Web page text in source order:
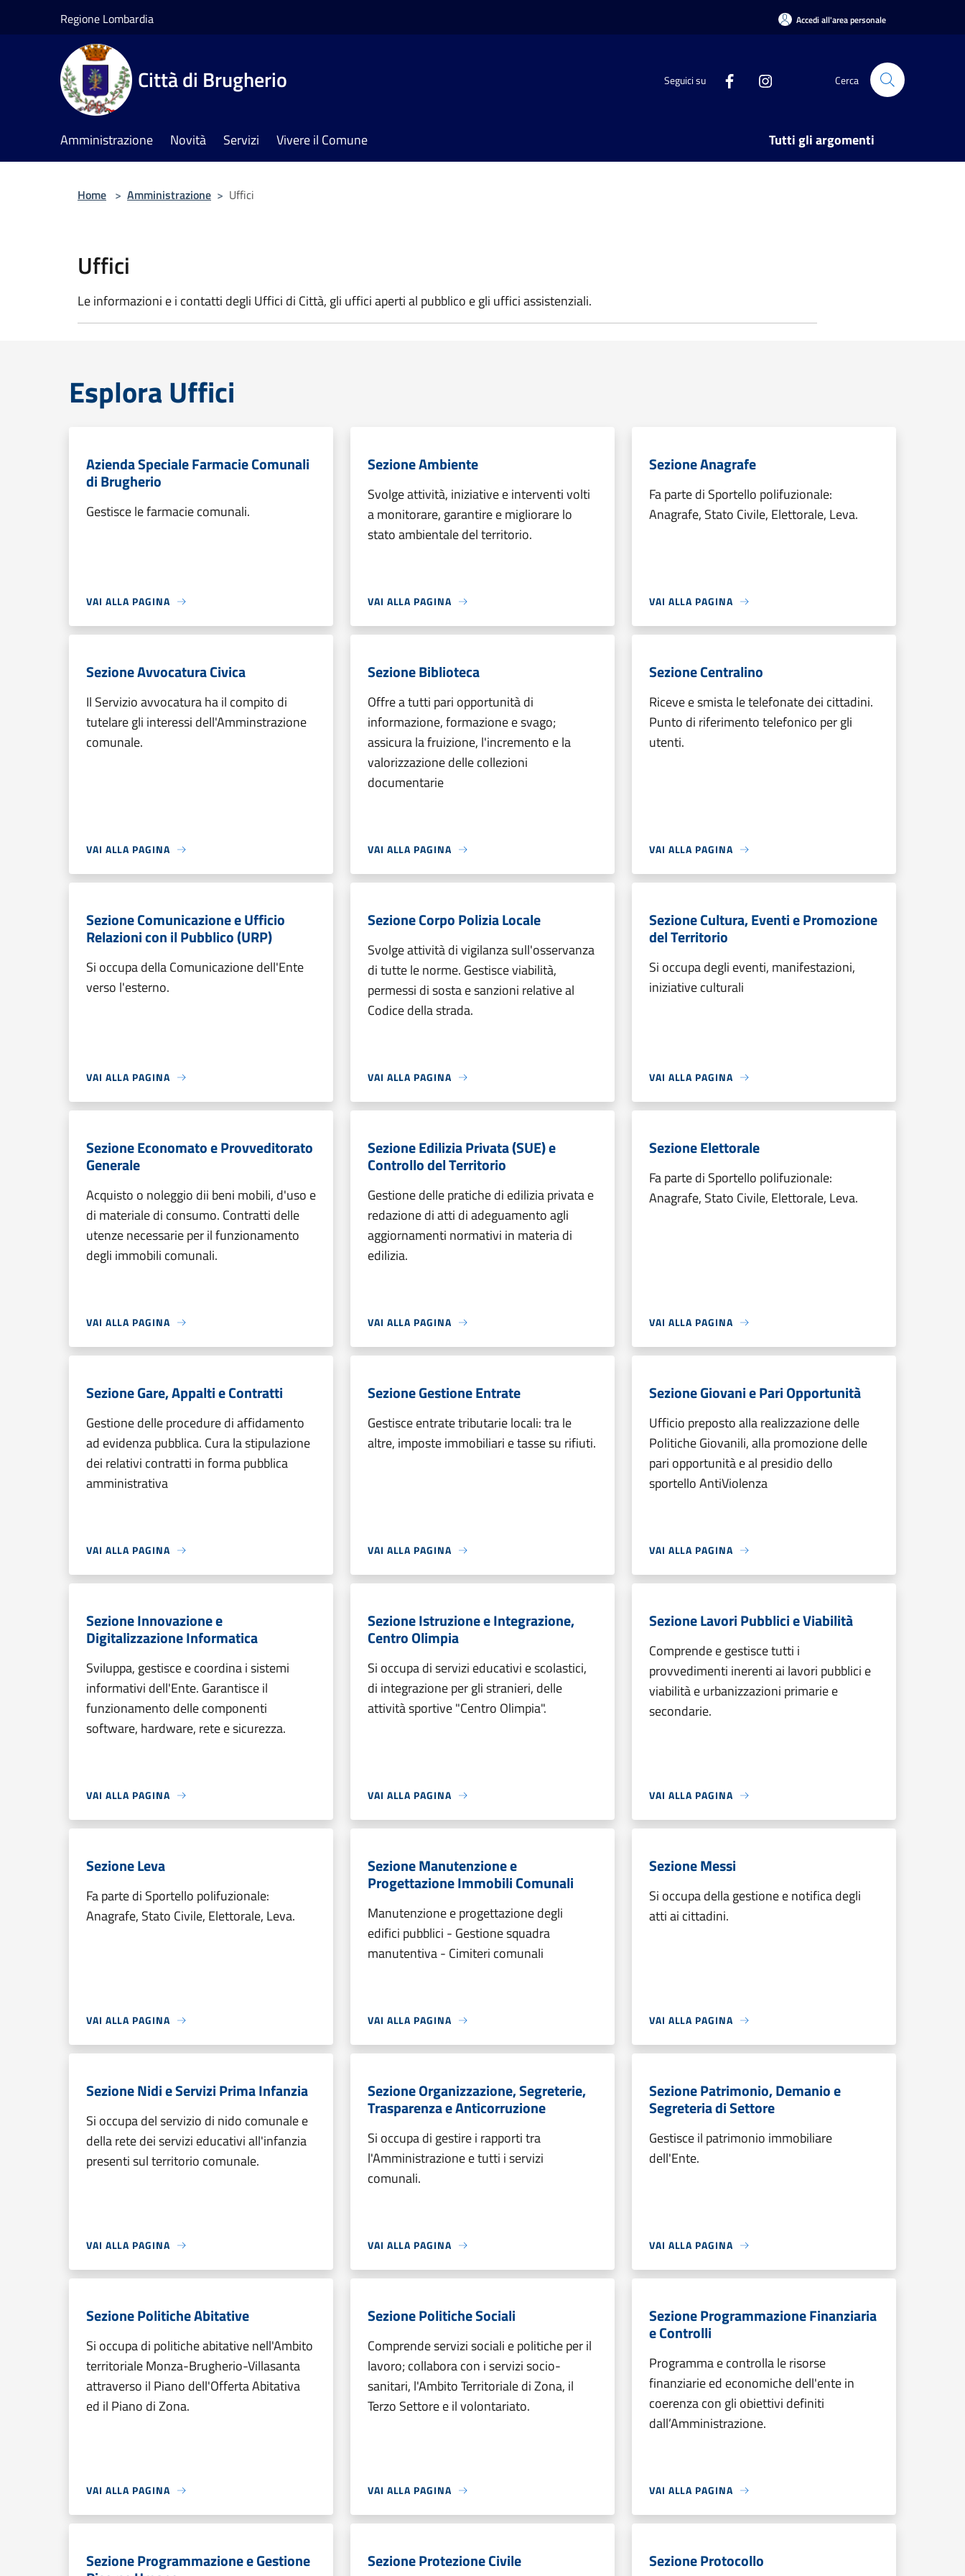
Regione Lombardia Accedi all'area personale
Città di Brugherio Seguici su Cerca
Amministrazione Novità Servizi Vivere il Comune Tutti gli argomenti
Home > Amministrazione > Uffici
Uffici
Le informazioni e i contatti degli Uffici di Città, gli uffici aperti al pubblico e gli uffici assistenziali.
Esplora Uffici
Azienda Speciale Farmacie Comunali
di Brugherio
Gestisce le farmacie comunali.
VAI ALLA PAGINA
Sezione Ambiente
Svolge attività, iniziative e interventi volti
a monitorare, garantire e migliorare lo
stato ambientale del territorio.
VAI ALLA PAGINA
Sezione Anagrafe
Fa parte di Sportello polifuzionale:
Anagrafe, Stato Civile, Elettorale, Leva.
VAI ALLA PAGINA
Sezione Avvocatura Civica
Il Servizio avvocatura ha il compito di
tutelare gli interessi dell'Amminstrazione
comunale.
VAI ALLA PAGINA
Sezione Biblioteca
Offre a tutti pari opportunità di
informazione, formazione e svago;
assicura la fruizione, l'incremento e la
valorizzazione delle collezioni
documentarie
VAI ALLA PAGINA
Sezione Centralino
Riceve e smista le telefonate dei cittadini.
Punto di riferimento telefonico per gli
utenti.
VAI ALLA PAGINA
Sezione Comunicazione e Ufficio
Relazioni con il Pubblico (URP)
Si occupa della Comunicazione dell'Ente
verso l'esterno.
VAI ALLA PAGINA
Sezione Corpo Polizia Locale
Svolge attività di vigilanza sull'osservanza
di tutte le norme. Gestisce viabilità,
permessi di sosta e sanzioni relative al
Codice della strada.
VAI ALLA PAGINA
Sezione Cultura, Eventi e Promozione
del Territorio
Si occupa degli eventi, manifestazioni,
iniziative culturali
VAI ALLA PAGINA
Sezione Economato e Provveditorato
Generale
Acquisto o noleggio dii beni mobili, d'uso e
di materiale di consumo. Contratti delle
utenze necessarie per il funzionamento
degli immobili comunali.
VAI ALLA PAGINA
Sezione Edilizia Privata (SUE) e
Controllo del Territorio
Gestione delle pratiche di edilizia privata e
redazione di atti di adeguamento agli
aggiornamenti normativi in materia di
edilizia.
VAI ALLA PAGINA
Sezione Elettorale
Fa parte di Sportello polifuzionale:
Anagrafe, Stato Civile, Elettorale, Leva.
VAI ALLA PAGINA
Sezione Gare, Appalti e Contratti
Gestione delle procedure di affidamento
ad evidenza pubblica. Cura la stipulazione
dei relativi contratti in forma pubblica
amministrativa
VAI ALLA PAGINA
Sezione Gestione Entrate
Gestisce entrate tributarie locali: tra le
altre, imposte immobiliari e tasse su rifiuti.
VAI ALLA PAGINA
Sezione Giovani e Pari Opportunità
Ufficio preposto alla realizzazione delle
Politiche Giovanili, alla promozione delle
pari opportunità e al presidio dello
sportello AntiViolenza
VAI ALLA PAGINA
Sezione Innovazione e
Digitalizzazione Informatica
Sviluppa, gestisce e coordina i sistemi
informativi dell'Ente. Garantisce il
funzionamento delle componenti
software, hardware, rete e sicurezza.
VAI ALLA PAGINA
Sezione Istruzione e Integrazione,
Centro Olimpia
Si occupa di servizi educativi e scolastici,
di integrazione per gli stranieri, delle
attività sportive "Centro Olimpia".
VAI ALLA PAGINA
Sezione Lavori Pubblici e Viabilità
Comprende e gestisce tutti i
provvedimenti inerenti ai lavori pubblici e
viabilità e urbanizzazioni primarie e
secondarie.
VAI ALLA PAGINA
Sezione Leva
Fa parte di Sportello polifuzionale:
Anagrafe, Stato Civile, Elettorale, Leva.
VAI ALLA PAGINA
Sezione Manutenzione e
Progettazione Immobili Comunali
Manutenzione e progettazione degli
edifici pubblici - Gestione squadra
manutentiva - Cimiteri comunali
VAI ALLA PAGINA
Sezione Messi
Si occupa della gestione e notifica degli
atti ai cittadini.
VAI ALLA PAGINA
Sezione Nidi e Servizi Prima Infanzia
Si occupa del servizio di nido comunale e
della rete dei servizi educativi all'infanzia
presenti sul territorio comunale.
VAI ALLA PAGINA
Sezione Organizzazione, Segreterie,
Trasparenza e Anticorruzione
Si occupa di gestire i rapporti tra
l'Amministrazione e tutti i servizi
comunali.
VAI ALLA PAGINA
Sezione Patrimonio, Demanio e
Segreteria di Settore
Gestisce il patrimonio immobiliare
dell'Ente.
VAI ALLA PAGINA
Sezione Politiche Abitative
Si occupa di politiche abitative nell'Ambito
territoriale Monza-Brugherio-Villasanta
attraverso il Piano dell'Offerta Abitativa
ed il Piano di Zona.
VAI ALLA PAGINA
Sezione Politiche Sociali
Comprende servizi sociali e politiche per il
lavoro; collabora con i servizi socio-
sanitari, l'Ambito Territoriale di Zona, il
Terzo Settore e il volontariato.
VAI ALLA PAGINA
Sezione Programmazione Finanziaria
e Controlli
Programma e controlla le risorse
finanziarie ed economiche dell'ente in
coerenza con gli obiettivi definiti
dall’Amministrazione.
VAI ALLA PAGINA
Sezione Programmazione e Gestione Sezione Protezione Civile Sezione Protocollo